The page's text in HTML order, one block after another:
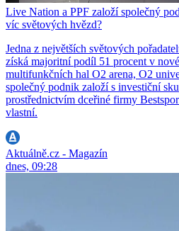
Live Nation a PPF založí společný
víc světových hvězd?
Jedna z největších světových
získá majoritní podíl 51 procent v
multifunkčních hal O2 arena, O2
společný podnik založí s investiční
prostřednictvím dceřiné firmy
vlastní.
Aktuálně.cz - Magazín
dnes, 09:28